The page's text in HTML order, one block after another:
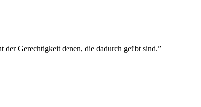
der Gerechtigkeit denen, die dadurch geübt sind.”